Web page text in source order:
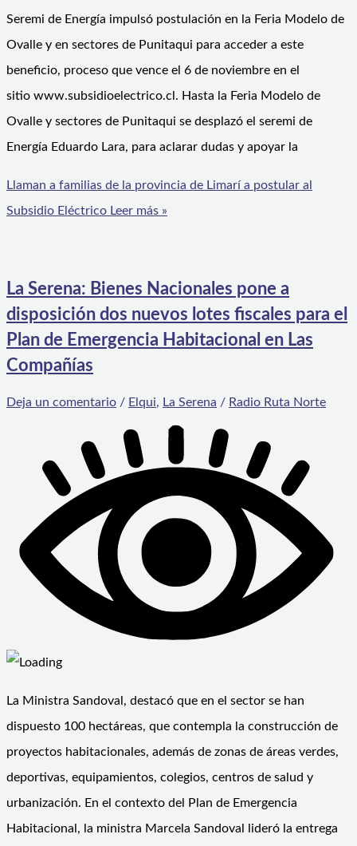
Seremi de Energía impulsó postulación en la Feria Modelo de
Ovalle y en sectores de Punitaqui para acceder a este
beneficio, proceso que vence el 6 de noviembre en el
sitio www.subsidioelectrico.cl. Hasta la Feria Modelo de
Ovalle y sectores de Punitaqui se desplazó el seremi de
Energía Eduardo Lara, para aclarar dudas y apoyar la
Llaman a familias de la provincia de Limarí a postular al
Subsidio Eléctrico Leer más »
La Serena: Bienes Nacionales pone a
disposición dos nuevos lotes fiscales para el
Plan de Emergencia Habitacional en Las
Compañías
Deja un comentario / Elqui, La Serena / Radio Ruta Norte
La Ministra Sandoval, destacó que en el sector se han
dispuesto 100 hectáreas, que contempla la construcción de
proyectos habitacionales, además de zonas de áreas verdes,
deportivas, equipamientos, colegios, centros de salud y
urbanización. En el contexto del Plan de Emergencia
Habitacional, la ministra Marcela Sandoval lideró la entrega